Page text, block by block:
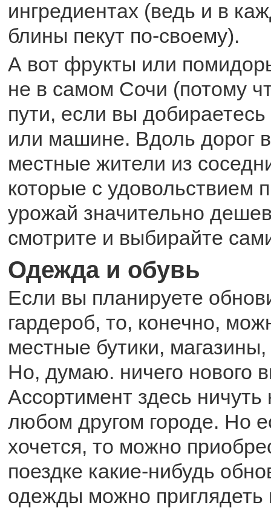
ингредиентах (ведь и в
блины пекут по-своему).
А вот фрукты или
не в самом Сочи (потому
пути, если вы
или машине. Вдоль дорог
местные жители из
которые с удовольствием
урожай значительно
смотрите и выбирайте
Одежда и обувь
Если вы планируете
гардероб, то, конечно,
местные бутики,
Но, думаю. ничего нового
Ассортимент здесь
любом другом городе. Но
хочется, то можно
поездке какие-нибудь
одежды можно приглядеть